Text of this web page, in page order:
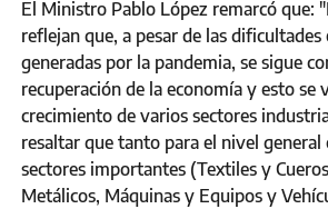
El Ministro Pablo López remarcó que:
reflejan que, a pesar de las dificultades
generadas por la pandemia, se sigue
recuperación de la economía y esto se
crecimiento de varios sectores
resaltar que tanto para el nivel
sectores importantes (Textiles y
Metálicos, Máquinas y Equipos y